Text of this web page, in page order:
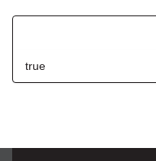
true